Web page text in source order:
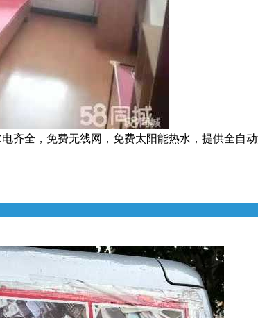
齐全，免费无线网，免费太阳能热水，提供全自